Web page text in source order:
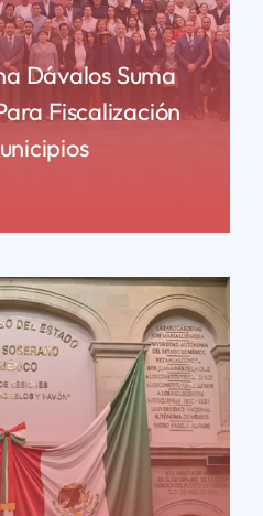
Dávalos Suma
Fiscalización